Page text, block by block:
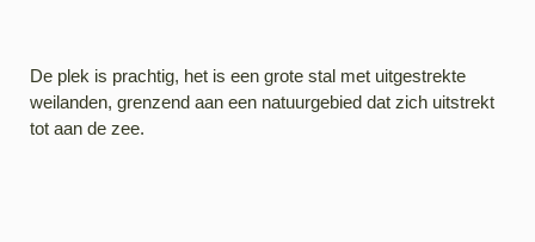
De plek is prachtig, het is een grote stal met uitgestrekte
weilanden, grenzend aan een natuurgebied dat zich uitstrekt
tot aan de zee.